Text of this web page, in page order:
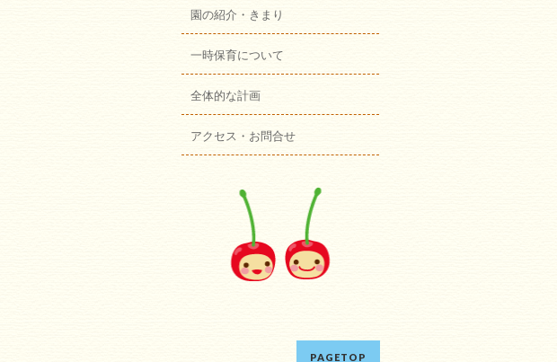
園の紹介・きまり
一時保育について
全体的な計画
アクセス・お問合せ
PAGETOP